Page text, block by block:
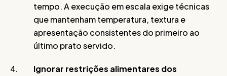
tempo. A execução em escala exige técnicas
que mantenham temperatura, textura e
apresentação consistentes do primeiro ao
último prato servido.
Ignorar restrições alimentares dos